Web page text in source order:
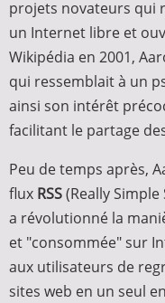
projets novateurs qui
un Internet libre et
Wikipédia en 2001,
qui ressemblait à un
ainsi son intérêt
facilitant le partage
Peu de temps après,
flux RSS(Really
a révolutionné la
et "consommée" sur
aux utilisateurs de
sites web en un seul